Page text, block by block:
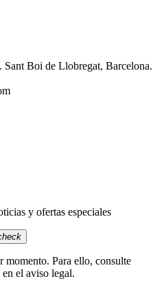
Boi de Llobregat, Barcelona.
y ofertas especiales
momento. Para ello, consulte
el aviso legal.